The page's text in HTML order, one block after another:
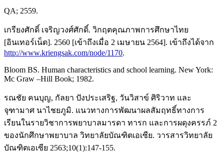
QA; 2559.
เกรียงศักดิ์ เจริญวงศ์ศักดิ์. วิกฤตคุณภาพการศึกษาไทย
[อินเทอร์เน็ต]. 2560 [เข้าถึงเมื่อ 2 เมษายน 2564]. เข้าถึงได้จาก
http://www.kriengsak.com/node/1170.
Bloom BS. Human characteristics and school learning. New York:
Mc Graw –Hill Book; 1982.
รณชัย คนบุญ, กัลยา ปังประเสริฐ, วันวิสาข์ ศิริวาท และ
จุฑามาศ นาไชยภูมิ. แนวทางการพัฒนาผลสัมฤทธิ์ทางการ
เรียนในรายวิชาการพยาบาลมารดา ทารก และการผดุงครรภ์ 2
ของนักศึกษาพยาบาล วิทยาลัยบัณฑิตเอเซีย. วารสารวิทยาลัย
บัณฑิตเอเซีย 2563;10(1):147-155.